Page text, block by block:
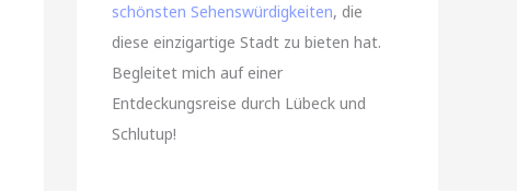
schönsten Sehenswürdigkeiten, die
diese einzigartige Stadt zu bieten hat.
Begleitet mich auf einer
Entdeckungsreise durch Lübeck und
Schlutup!